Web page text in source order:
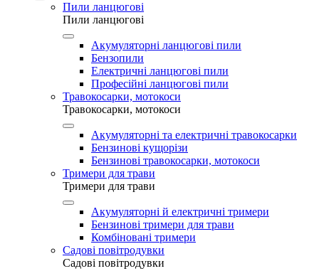
Пили ланцюгові
Пили ланцюгові
Акумуляторні ланцюгові пили
Бензопили
Електричні ланцюгові пили
Професійні ланцюгові пили
Травокосарки, мотокоси
Травокосарки, мотокоси
Акумуляторні та електричні травокосарки
Бензинові кущорізи
Бензинові травокосарки, мотокоси
Тримери для трави
Тримери для трави
Акумуляторні й електричні тримери
Бензинові тримери для трави
Комбіновані тримери
Садові повітродувки
Садові повітродувки